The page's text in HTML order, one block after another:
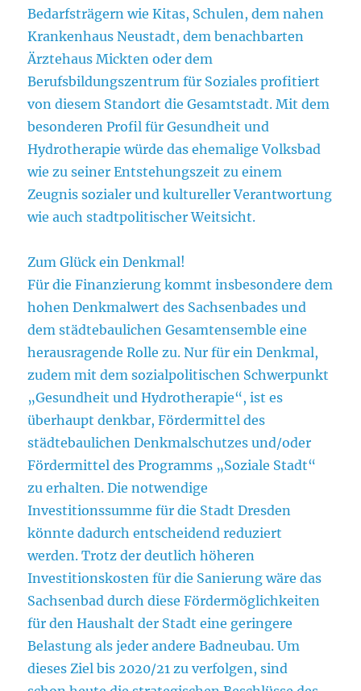
Bedarfsträgern wie Kitas, Schulen, dem nahen
Krankenhaus Neustadt, dem benachbarten
Ärztehaus Mickten oder dem
Berufsbildungszentrum für Soziales profitiert
von diesem Standort die Gesamtstadt. Mit dem
besonderen Profil für Gesundheit und
Hydrotherapie würde das ehemalige Volksbad
wie zu seiner Entstehungszeit zu einem
Zeugnis sozialer und kultureller Verantwortung
wie auch stadtpolitischer Weitsicht.
Zum Glück ein Denkmal!
Für die Finanzierung kommt insbesondere dem
hohen Denkmalwert des Sachsenbades und
dem städtebaulichen Gesamtensemble eine
herausragende Rolle zu. Nur für ein Denkmal,
zudem mit dem sozialpolitischen Schwerpunkt
„Gesundheit und Hydrotherapie“, ist es
überhaupt denkbar, Fördermittel des
städtebaulichen Denkmalschutzes und/oder
Fördermittel des Programms „Soziale Stadt“
zu erhalten. Die notwendige
Investitionssumme für die Stadt Dresden
könnte dadurch entscheidend reduziert
werden. Trotz der deutlich höheren
Investitionskosten für die Sanierung wäre das
Sachsenbad durch diese Fördermöglichkeiten
für den Haushalt der Stadt eine geringere
Belastung als jeder andere Badneubau. Um
dieses Ziel bis 2020/21 zu verfolgen, sind